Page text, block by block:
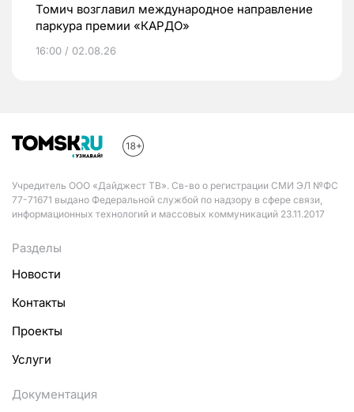
Томич возглавил международное направление
паркура премии «КАРДО»
16:00 / 02.08.26
Учредитель ООО «Дайджест ТВ». Св-во о регистрации СМИ ЭЛ №ФС
77-71671 выдано Федеральной службой по надзору в сфере связи,
информационных технологий и массовых коммуникаций 23.11.2017
Разделы
Новости
Контакты
Проекты
Услуги
Документация